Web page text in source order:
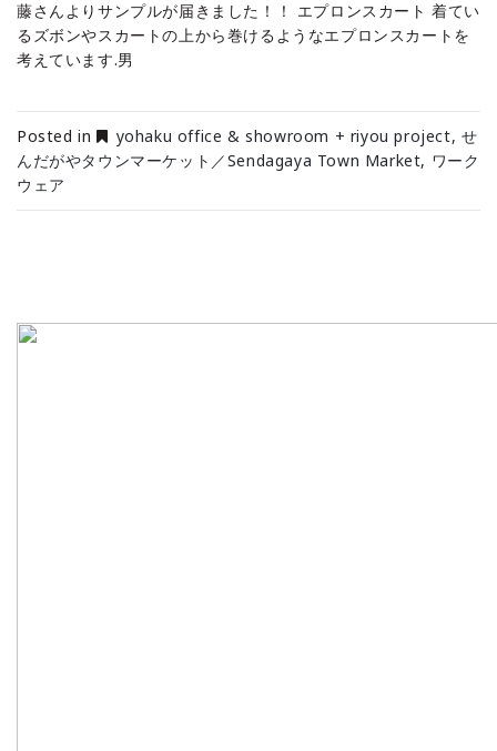
藤さんよりサンプルが届きました！！ エプロンスカート 着てい
るズボンやスカートの上から巻けるようなエプロンスカートを
考えています.男
Posted in yohaku office & showroom + riyou project, せ
んだがやタウンマーケット／Sendagaya Town Market, ワーク
ウェア